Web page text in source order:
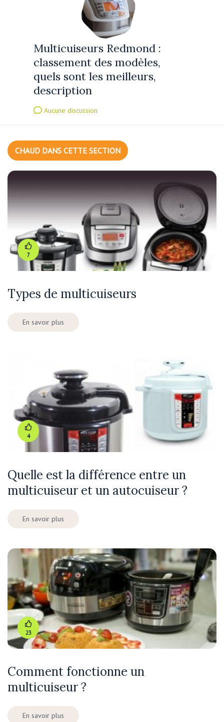
Multicuiseurs Redmond :
classement des modèles,
quels sont les meilleurs,
description
Aucune discussion
CHAUD DANS CETTE SECTION
7
Types de multicuiseurs
En savoir plus
4
Quelle est la différence entre un
multicuiseur et un autocuiseur ?
En savoir plus
23
Comment fonctionne un
multicuiseur ?
En savoir plus